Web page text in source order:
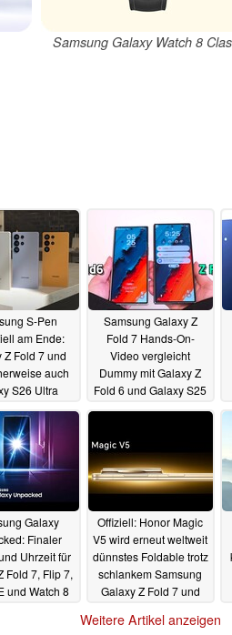
Samsung Galaxy Watch 8
S-Pen
am Ende:
Z Fold 7 und
auch
S26 Ultra
Samsung Galaxy Z
Fold 7 Hands-On-
Video vergleicht
Dummy mit Galaxy Z
Fold 6 und Galaxy S25
21.06.2025
Galaxy
Finaler
Uhrzeit für
Fold 7, Flip 7,
und Watch 8
Offiziell: Honor Magic
V5 wird erneut weltweit
dünnstes Foldable trotz
schlankem Samsung
Galaxy Z Fold 7 und
Weitere Artikel anzeigen